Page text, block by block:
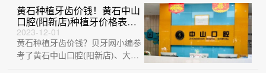
医院店)···
黄石种植牙齿价钱！黄石中山
口腔(阳新店)种植牙价格表更
新，瑞士锆钛锆合金种植牙：
8725元起/颗！
2023-12-01
黄石种植牙齿价钱？贝牙网小编参
考了黄石中山口腔(阳新店)、大冶